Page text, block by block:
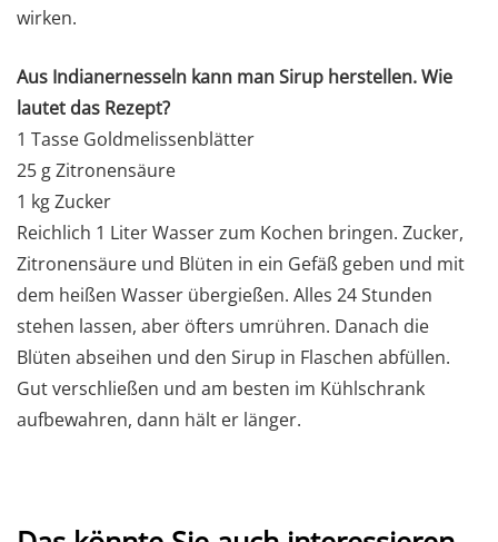
wirken.
Aus Indianernesseln kann man Sirup herstellen. Wie
lautet das Rezept?
1 Tasse Goldmelissenblätter
25 g Zitronensäure
1 kg Zucker
Reichlich 1 Liter Wasser zum Kochen bringen. Zucker,
Zitronensäure und Blüten in ein Gefäß geben und mit
dem heißen Wasser übergießen. Alles 24 Stunden
stehen lassen, aber öfters umrühren. Danach die
Blüten abseihen und den Sirup in Flaschen abfüllen.
Gut verschließen und am besten im Kühlschrank
aufbewahren, dann hält er länger.